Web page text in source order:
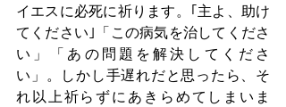
イエスに必死に祈ります。｢主よ、助け
てください｣「この病気を治してくださ
い」「あの問題を解決してくださ
い」。しかし手遅れだと思ったら、そ
れ以上祈らずにあきらめてしまいま